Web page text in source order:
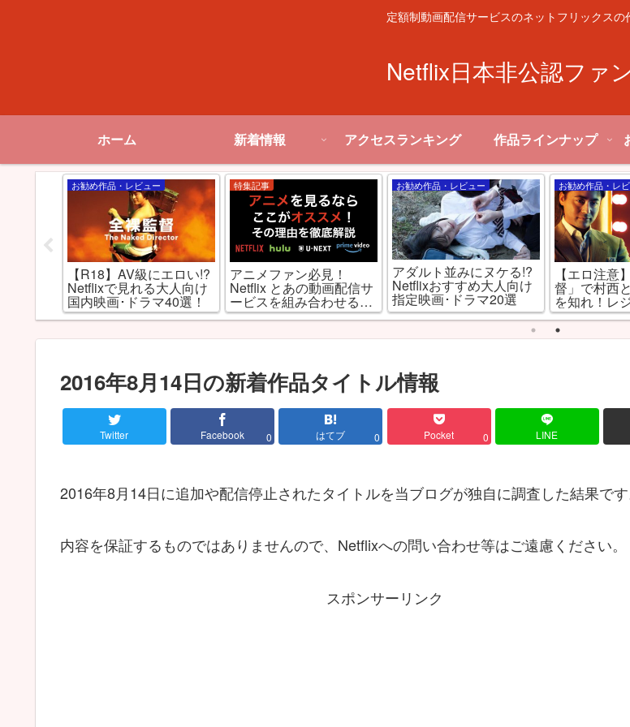
定額制動画配信サービスのネットフリックスの
Netflix日本非公認ファ
ホーム 新着情報 アクセスランキング 作品ラインナップ
お勧め作品・レビュー
【R18】AV級にエロい!?
Netflixで見れる大人向け
国内映画･ドラマ40選！
特集記事
アニメファン必見！
Netflix とあの動画配信サ
ービスを組み合わせると
最強だった件
お勧め作品・レビュー
アダルト並みにヌケる!?
Netflixおすすめ大人向け
指定映画･ドラマ20選
お勧め作品・レ
【エロ注意
督」で村西
を知れ！レ
督を演じる
之！
2016年8月14日の新着作品タイトル情報
Twitter Facebook 0 はてブ 0 Pocket 0 LINE
2016年8月14日に追加や配信停止されたタイトルを当ブログが独自に調査した結果です
内容を保証するものではありませんので、Netflixへの問い合わせ等はご遠慮ください。
スポンサーリンク